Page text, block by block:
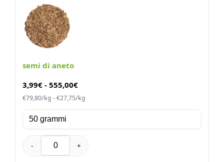
semi di aneto
3,99€ - 555,00€
€79,80/kg - €27,75/kg
- +